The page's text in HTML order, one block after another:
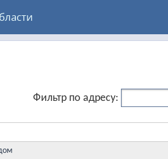
Фильтр по адресу: